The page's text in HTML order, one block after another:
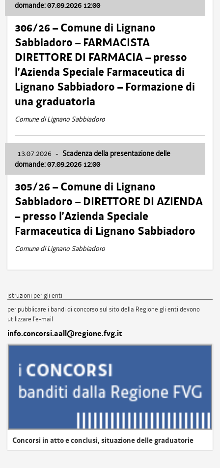
domande: 07.09.2026 12:00
306/26 – Comune di Lignano
Sabbiadoro – FARMACISTA
DIRETTORE DI FARMACIA – presso
l’Azienda Speciale Farmaceutica di
Lignano Sabbiadoro – Formazione di
una graduatoria
Comune di Lignano Sabbiadoro
13.07.2026 - Scadenza della presentazione delle
domande: 07.09.2026 12:00
305/26 – Comune di Lignano
Sabbiadoro – DIRETTORE DI AZIENDA
– presso l’Azienda Speciale
Farmaceutica di Lignano Sabbiadoro
Comune di Lignano Sabbiadoro
istruzioni per gli enti
per pubblicare i bandi di concorso sul sito della Regione gli enti devono
utilizzare l'e-mail
info.concorsi.aall@regione.fvg.it
Concorsi in atto e conclusi, situazione delle graduatorie